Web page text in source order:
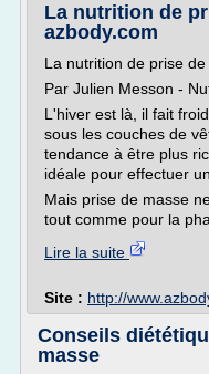
La nutrition de
azbody.com
La nutrition de prise de
Par Julien Messon -
L'hiver est là, il fait
sous les couches de
tendance à être plus
idéale pour effectuer
Mais prise de masse
tout comme pour la
Lire la suite
Site : http://
Conseils
masse